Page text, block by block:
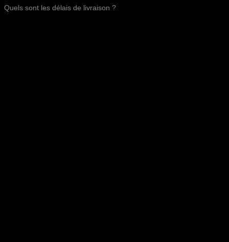
Quels sont les délais de livraison ?